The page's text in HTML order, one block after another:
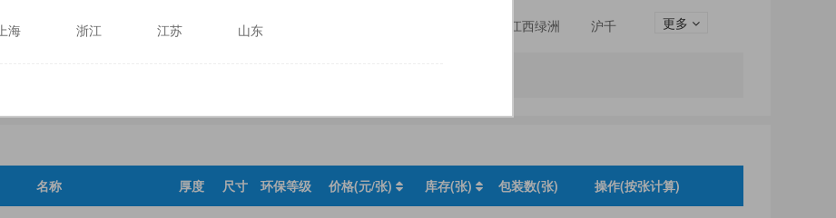
上海 浙江 江苏 山东
中福 佳诺威 佳诺威薄板 永林蓝豹 江西绿洲
沪千
更多
名称 厚度 尺寸 环保等级 价格(元/张) 库存(张) 包装数(张) 操作(按张计算)